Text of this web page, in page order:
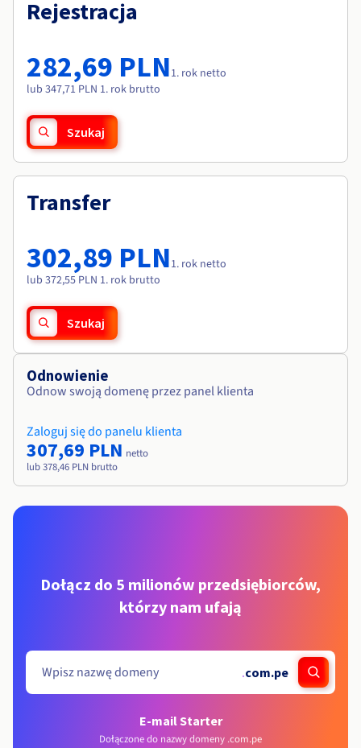
Cennik
Roadmap & Changelog
Monitorowanie
Roadmap & Changelog
Roadmap & Changelog
Roadmap & Changelog
Roadmap & Changelog
Rejestracja
282,69 PLN1. rok netto
lub 347,71 PLN 1. rok brutto
Szukaj
Transfer
302,89 PLN1. rok netto
lub 372,55 PLN 1. rok brutto
Szukaj
Odnowienie
Odnow swoją domenę przez panel klienta
Zaloguj się do panelu klienta
307,69 PLN netto
lub 378,46 PLN brutto
Dołącz do 5 milionów przedsiębiorców,
którzy nam ufają
.com.pe
E-mail Starter
Dołączone do nazwy domeny .com.pe